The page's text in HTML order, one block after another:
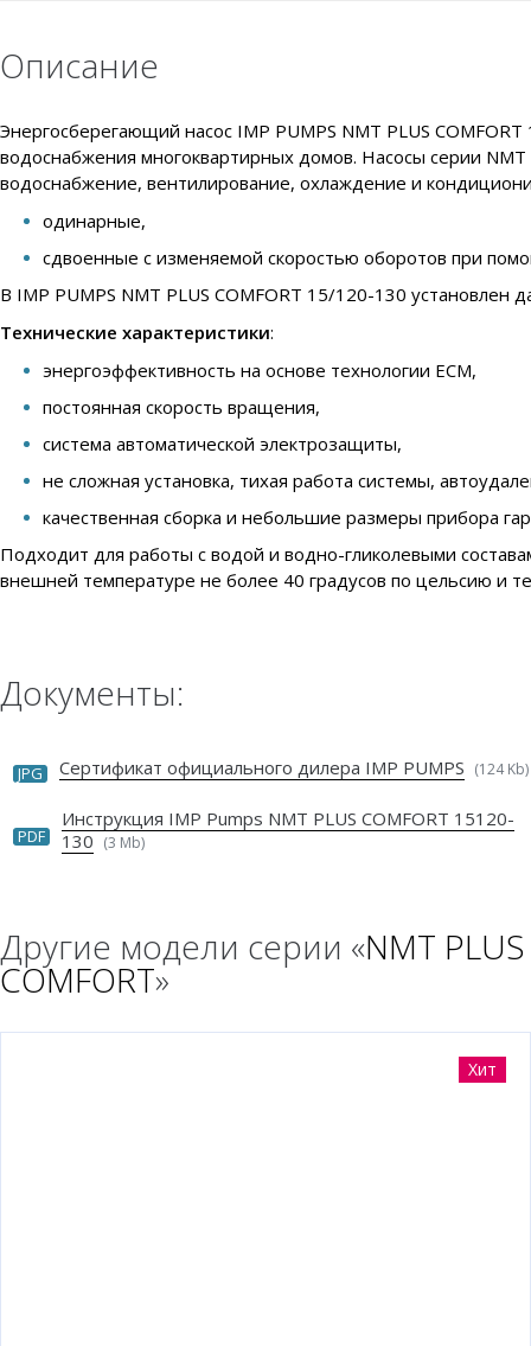
Описание
Энергосберегающий насос IMP PUMPS NMT PLUS
водоснабжения многоквартирных домов. Насосы серии
водоснабжение, вентилирование, охлаждение и
одинарные,
сдвоенные с изменяемой скоростью оборотов при
В IMP PUMPS NMT PLUS COMFORT 15/120-130 установлен
Технические характеристики:
энергоэффективность на основе технологии ECM,
постоянная скорость вращения,
система автоматической электрозащиты,
не сложная установка, тихая работа системы,
качественная сборка и небольшие размеры прибора
Подходит для работы с водой и водно-гликолевыми
внешней температуре не более 40 градусов по цельсию и
Документы:
JPG Сертификат официального дилера IMP PUMPS (124 Kb)
PDF
Инструкция IMP Pumps NMT PLUS COMFORT 15120-
130 (3 Mb)
Другие модели серии «NMT PLUS
COMFORT»
Хит